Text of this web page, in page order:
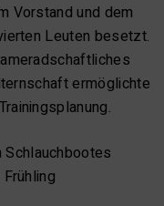
Vorstand und dem
Leuten besetzt.
ermöglichte
Schlauchbootes